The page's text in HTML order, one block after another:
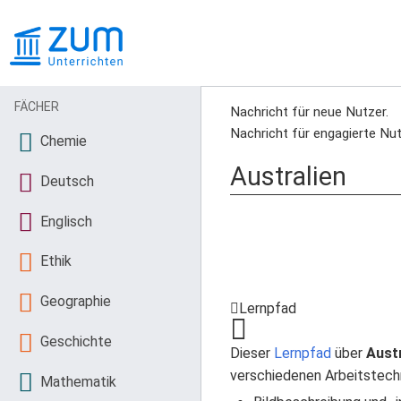
Nachricht für neue Nutzer.
Nachricht für engagierte
Australien
Lernpfad
Dieser Lernpfad über
verschiedenen
FÄCHER
Chemie
Deutsch
Englisch
Ethik
Geographie
Geschichte
Mathematik